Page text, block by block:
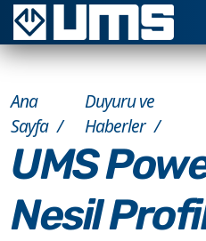
Ana
Sayfa
Duyuru ve
Haberler
UMS
Nesil